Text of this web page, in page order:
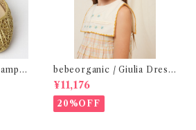
bebeorganic / Giulia Dress
Lagoon Check (2-6y)
¥11,176
20%OFF